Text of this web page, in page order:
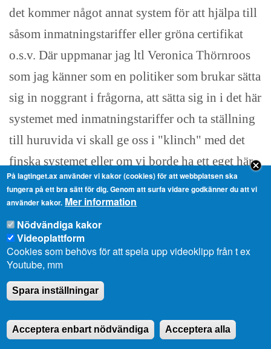
det kommer något annat system för att hjälpa till
såsom inmatningstariffer eller gröna certifikat
o.s.v. Där uppmanar jag ltl Veronica Thörnroos
som jag känner som en politiker som brukar sätta
sig in noggrant i frågorna, att sätta sig in i det här
systemet med inmatningstariffer och ta ställning
till huruvida vi skall ge oss i "klinch" med det
finska systemet eller om vi borde ha ett eget här
på Åland. Det kommer att bli en viktig
energipolitisk fråga.
Ltl Veronica Thörnroos, replik:
Herr talman! Det är sant att det är en viktig
energipolitisk fråga och jag har också tagit del av
system som gäller i Europa. Men om vi
På lagtinget.ax använder vi kakor (cookies) för att webbplatsen ska
fungera på ett bra sätt för dig. Genom att surfa vidare godkänner du att vi
använder kakor. Mer information
Nödvändiga kakor
Videoplattform
Cookies som behövs för att spela upp videoklipp från t ex
Youtube, mm
Spara inställningar
Acceptera enbart nödvändiga Acceptera alla